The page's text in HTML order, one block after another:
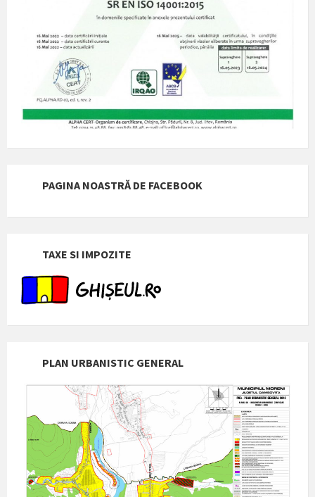
PAGINA NOASTRĂ DE FACEBOOK
TAXE SI IMPOZITE
PLAN URBANISTIC GENERAL